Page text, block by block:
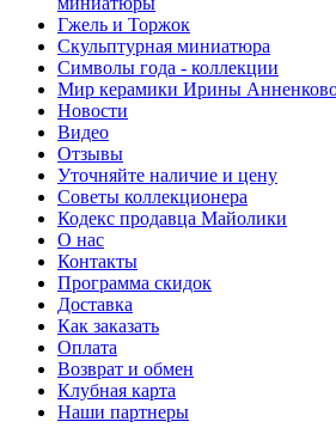
Гжель и Торжок
Скульптурная миниатюра
Символы года - коллекции
Мир керамики Ирины
Новости
Видео
Отзывы
Уточняйте наличие и цену
Советы коллекционера
Кодекс продавца Майолики
О нас
Контакты
Программа скидок
Доставка
Как заказать
Оплата
Возврат и обмен
Клубная карта
Наши партнеры